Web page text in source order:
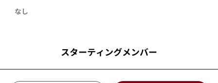
なし
スターティングメンバー